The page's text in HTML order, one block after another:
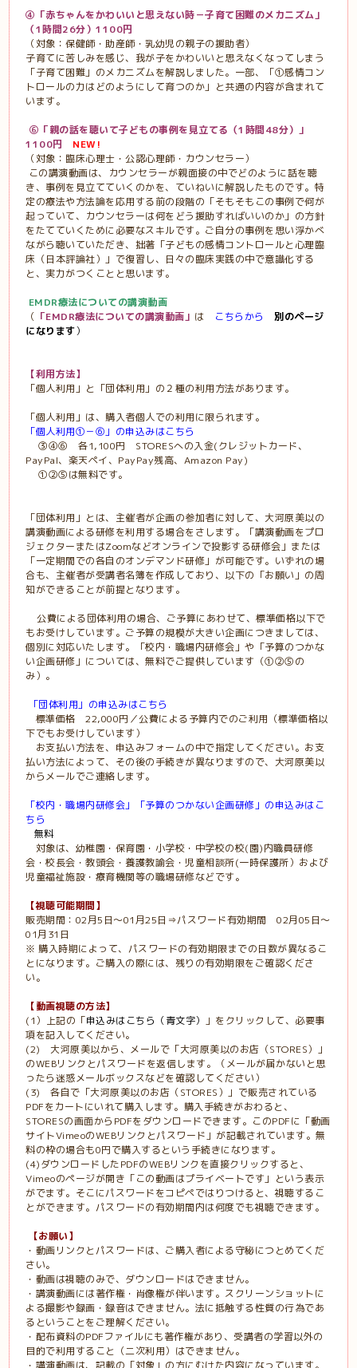
④「赤ちゃんをかわいいと思えない時－子育て困難のメカニズム」
（1時間26分）1100円
（対象：保健師・助産師・乳幼児の親子の援助者）
子育てに苦しみを感じ、我が子をかわいいと思えなくなってしまう
「子育て困難」のメカニズムを解説しました。一部、「①感情コン
トロールの力はどのようにして育つのか」と共通の内容が含まれて
います。
⑥ 「親の話を聴いて子どもの事例を見立てる （1 時間48分）」
1100円 NEW!
（対象：臨床心理士・公認心理師・カウンセラー）
この講演動画は、カウンセラーが親面接の中でどのように話を聴
き、事例を見立てていくのかを、ていねいに解説したものです。特
定の療法や方法論を応用する前の段階の「そもそもこの事例で何が
起っていて、カウンセラーは何をどう援助すればいいのか」の方針
をたてていくために必要なスキルです。ご自分の事例を思い浮かべ
ながら聴いていただき、拙著「子どもの感情コントロールと心理臨
床（日本評論社）」で復習し、日々の臨床実践の中で意識化する
と、実力がつくことと思います。
EMDR療法についての講演動画
（ 「EMDR療法についての講演動画」 は こちらから
別のページ
になります）
【利用方法】
「個人利用」と「団体利用」の２種の利用方法があります。
「個人利用」は、購入者個人での利用に限られます。
「個人利用①－⑥」の申込みはこちら
③④⑥ 各1,100円 STORESへの入金(クレジットカード、
PayPal、楽天ペイ、PayPay残高、Amazon Pay)
①②⑤は無料です。
「団体利用」とは、主催者が企画の参加者に対して、大河原美以の
講演動画による研修を利用する場合をさします。「講演動画をプロ
ジェクターまたはZoomなどオンラインで投影する研修会」または
「一定期間での各自のオンデマンド研修」が可能です。いずれの場
合も、主催者が受講者名簿を作成しており、以下の「お願い」の周
知ができることが前提となります。
公費による団体利用の場合、ご予算にあわせて、標準価格以下で
もお受けしています。ご予算の規模が大きい企画につきましては、
個別に対応いたします。
「校内・職場内研修会」や「予算のつかな
い企画研修」については、無料でご提供しています（①②⑤の
み）。
「団体利用」の申込みはこちら
標準価格 22,000円／公費による予算内でのご利用（標準価格以
下でもお受けしています）
お支払い方法を、申込みフォームの中で指定してください。お支
払い方法によって、その後の手続きが異なりますので、大河原美以
からメールでご連絡します。
「校内・職場内研修会」「予算のつかない企画研修」の申込みはこ
ちら
無料
対象は、幼稚園・保育園・小学校・中学校の校(園)内職員研修
会・校長会・教頭会・養護教諭会・児童相談所(一時保護所）および
児童福祉施設・療育機関等の職場研修などです。
【視聴可能期間】
販売期間： 02月5日～01 月25日 ⇒パスワード有効期間02月05日～
01月 31 日
※ 購入時期によって、パスワードの有効期限までの日数が異なるこ
とになります。ご購入の際には、残りの有効期限をご確認くださ
い。
【動画視聴の方法】
(1）上記の 「申込みはこちら（青文字）
」をクリックして、必要事
項を記入してください。
(2)大河原美以から、メールで「大河原美以のお店（STORES）」
のWEBリンクとパスワードを返信します。（メールが届かないと思
ったら迷惑メールボックスなどを確認してください）
(3)各自で「大河原美以のお店（STORES）」で販売されている
PDFをカートにいれて購入します。購入手続きがおわると、
STORESの画面から PDFをダウンロードできます。このPDFに「動画
サイトVimeoのWEBリンクとパスワード」が記載されています。無
料の枠の場合も0円で購入するという手続きになります。
(4)ダウンロードしたPDFのWEBリンクを直接クリックすると、
Vimeoのページが開き「この動画はプライベートです」という表示
がでます。そこにパスワードをコピペではりつけると、視聴するこ
とができます。パスワードの有効期間内は何度でも視聴できます。
【お願い】
・動画リンクとパスワードは、ご購入者による守秘につとめてくだ
さい。
・動画は視聴のみで、ダウンロードはできません。
・講演動画には著作権・肖像権が伴います。スクリーンショットに
よる撮影や録画・録音はできません。法に抵触する性質の行為であ
るということをご理解ください。
・配布資料のPDFファイルにも著作権があり、受講者の学習以外の
目的で利用すること（二次利用）はできません。
・講演動画は、記載の「対象」の方にむけた内容になっています。